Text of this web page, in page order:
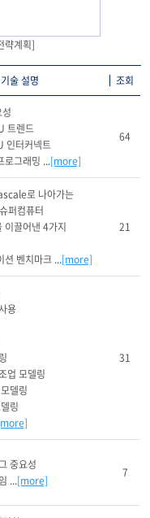
략계획]
술 설명 조회
트렌드
인터커넥트
로그래밍 ...[more]
64
로 나아가는
퍼컴퓨터
이끌어낸 4가지
션 벤치마크 ...[more]
21
용
업 모델링
델링
링
31
중요성
...[more]
7